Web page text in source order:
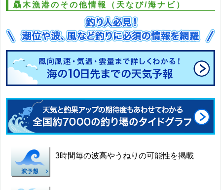
驫木漁港のその他情報（天なび/海ナビ）
3時間毎の波高やうねりの可能性を掲載